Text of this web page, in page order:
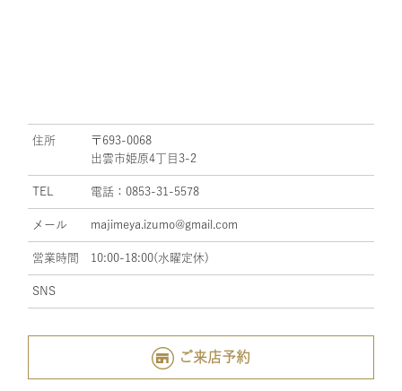
住所
〒693-0068
出雲市姫原4丁目3-2
TEL 電話：0853-31-5578
メール majimeya.izumo@gmail.com
営業時間 10:00-18:00(水曜定休)
SNS
ご来店予約